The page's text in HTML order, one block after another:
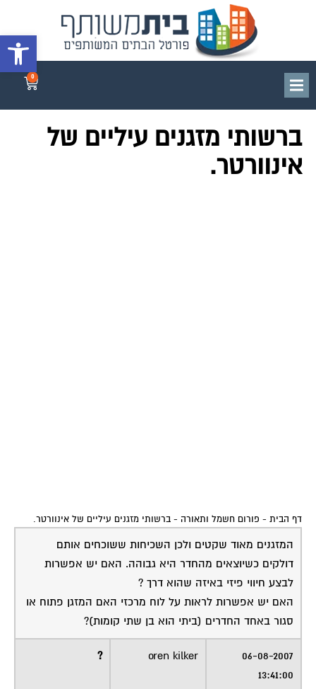
פתח
ברשותי מזגנים עיליים של
אינוורטר.
המזגנים מאוד שקטים ולכן השכיחות ששוכחים אותם
דולקים כשיוצאים מהחדר היא גבוהה. האם יש אפשרות
לבצע חיווי פיזי באיזה שהוא דרך ?
האם יש אפשרות לראות על לוח מרכזי האם המזגן פתוח או
סגור באחד החדרים (ביתי הוא בן שתי קומות)?
06-08-2007
13:41:00
oren kilker
?